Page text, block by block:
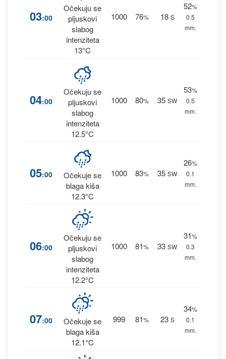
03:00
Očekuju se
pljuskovi
slabog
intenziteta
13°C
1000 76% 18 S
52%
0.5
mm.
04:00
Očekuju se
pljuskovi
slabog
intenziteta
12.5°C
1000 80% 35 SW
53%
0.5
mm.
05:00
Očekuje se
blaga kiša
12.3°C
1000 83% 35 SW
26%
0.1
mm.
06:00
Očekuju se
pljuskovi
slabog
intenziteta
12.2°C
1000 81% 33 SW
31%
0.3
mm.
07:00
Očekuje se
blaga kiša
12.1°C
999 81% 23 S
34%
0.1
mm.